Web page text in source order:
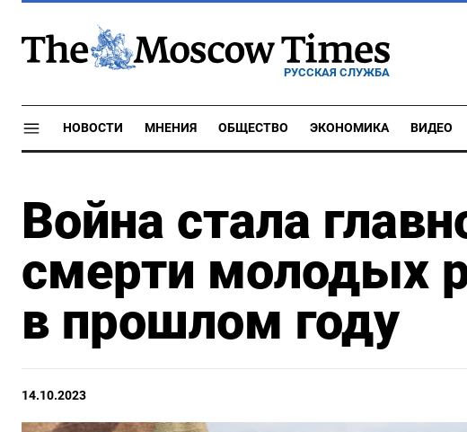
РУССКАЯ СЛУЖБА
НОВОСТИ МНЕНИЯ ОБЩЕСТВО ЭКОНОМИКА ВИДЕО
Война стала
смерти молодых
в прошлом году
14.10.2023